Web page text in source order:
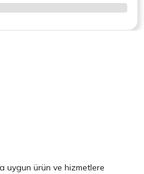
uygun ürün ve hizmetlere